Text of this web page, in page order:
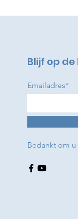
Blijf op
Emailadres*
Bedankt om